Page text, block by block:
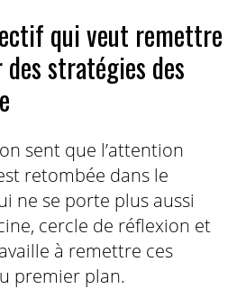
qui veut remettre
stratégies des
sent que l’attention
retombée dans le
ne se porte plus aussi
cercle de réflexion et
à remettre ces
premier plan.